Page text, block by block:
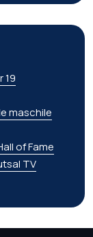
19
maschile
of Fame
TV